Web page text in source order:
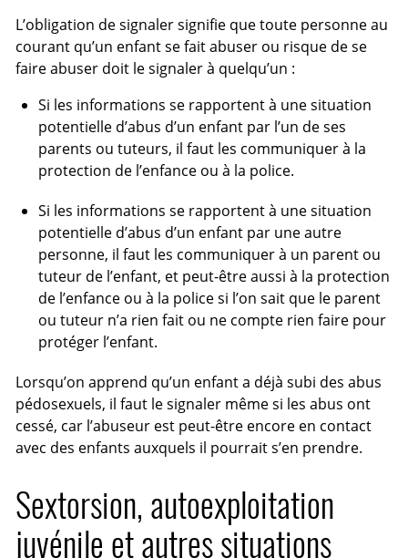
L’obligation de signaler signifie que toute personne au
courant qu’un enfant se fait abuser ou risque de se
faire abuser doit le signaler à quelqu’un :
Si les informations se rapportent à une situation
potentielle d’abus d’un enfant par l’un de ses
parents ou tuteurs, il faut les communiquer à la
protection de l’enfance ou à la police.
Si les informations se rapportent à une situation
potentielle d’abus d’un enfant par une autre
personne, il faut les communiquer à un parent ou
tuteur de l’enfant, et peut-être aussi à la protection
de l’enfance ou à la police si l’on sait que le parent
ou tuteur n’a rien fait ou ne compte rien faire pour
protéger l’enfant.
Lorsqu’on apprend qu’un enfant a déjà subi des abus
pédosexuels, il faut le signaler même si les abus ont
cessé, car l’abuseur est peut-être encore en contact
avec des enfants auxquels il pourrait s’en prendre.
Sextorsion, autoexploitation
juvénile et autres situations